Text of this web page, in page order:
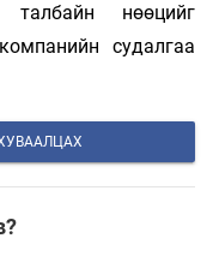
талбайн нөөцийг
судалгаа